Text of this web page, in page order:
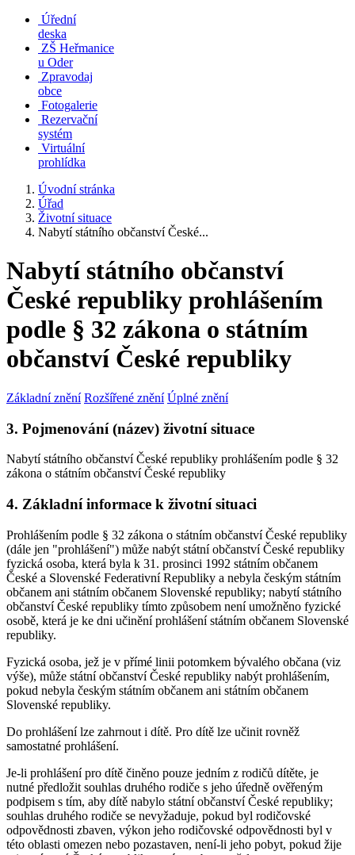
Úřední
deska
ZŠ Heřmanice
u Oder
Zpravodaj
obce
Fotogalerie
Rezervační
systém
Virtuální
prohlídka
Úvodní stránka
Úřad
Životní situace
Nabytí státního občanství České...
Nabytí státního občanství
České republiky prohlášením
podle § 32 zákona o státním
občanství České republiky
Základní znění Rozšířené znění Úplné znění
3. Pojmenování (název) životní situace
Nabytí státního občanství České republiky prohlášením podle § 32
zákona o státním občanství České republiky
4. Základní informace k životní situaci
Prohlášením podle § 32 zákona o státním občanství České republiky
(dále jen "prohlášení") může nabýt státní občanství České republiky
fyzická osoba, která byla k 31. prosinci 1992 státním občanem
České a Slovenské Federativní Republiky a nebyla českým státním
občanem ani státním občanem Slovenské republiky; nabytí státního
občanství České republiky tímto způsobem není umožněno fyzické
osobě, která je ke dni učinění prohlášení státním občanem Slovenské
republiky.
Fyzická osoba, jež je v přímé linii potomkem bývalého občana (viz
výše), může státní občanství České republiky nabýt prohlášením,
pokud nebyla českým státním občanem ani státním občanem
Slovenské republiky.
Do prohlášení lze zahrnout i dítě. Pro dítě lze učinit rovněž
samostatné prohlášení.
Je-li prohlášení pro dítě činěno pouze jedním z rodičů dítěte, je
nutné předložit souhlas druhého rodiče s jeho úředně ověřeným
podpisem s tím, aby dítě nabylo státní občanství České republiky;
souhlas druhého rodiče se nevyžaduje, pokud byl rodičovské
odpovědnosti zbaven, výkon jeho rodičovské odpovědnosti byl v
této oblasti omezen nebo pozastaven, není-li jeho pobyt, pokud žije